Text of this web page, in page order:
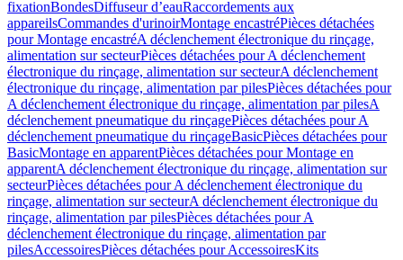
fixationBondesDiffuseur d’eauRaccordements aux
appareilsCommandes d'urinoirMontage encastréPièces détachées
pour Montage encastréA déclenchement électronique du rinçage,
alimentation sur secteurPièces détachées pour A déclenchement
électronique du rinçage, alimentation sur secteurA déclenchement
électronique du rinçage, alimentation par pilesPièces détachées pour
A déclenchement électronique du rinçage, alimentation par pilesA
déclenchement pneumatique du rinçagePièces détachées pour A
déclenchement pneumatique du rinçageBasicPièces détachées pour
BasicMontage en apparentPièces détachées pour Montage en
apparentA déclenchement électronique du rinçage, alimentation sur
secteurPièces détachées pour A déclenchement électronique du
rinçage, alimentation sur secteurA déclenchement électronique du
rinçage, alimentation par pilesPièces détachées pour A
déclenchement électronique du rinçage, alimentation par
pilesAccessoiresPièces détachées pour AccessoiresKits